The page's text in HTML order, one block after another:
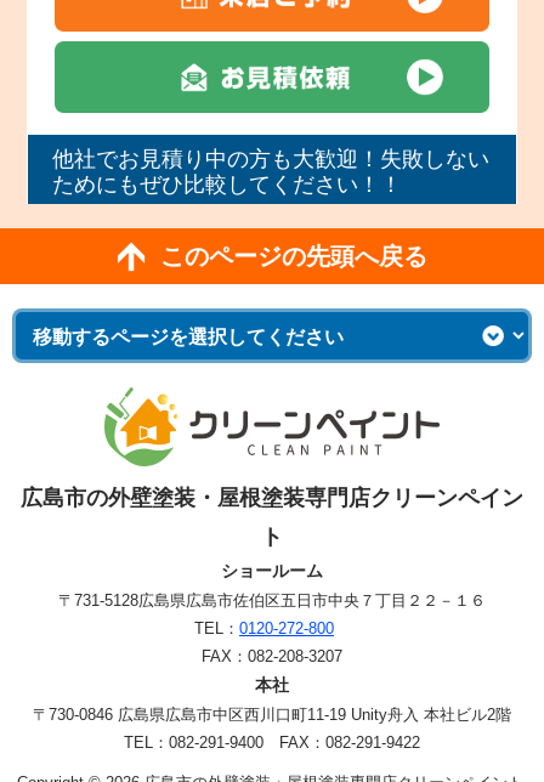
他社でお見積り中の方も大歓迎！失敗しない
ためにもぜひ比較してください！！
このページの先頭へ戻る
広島市の外壁塗装・屋根塗装専門店クリーンペイン
ト
ショールーム
〒731-5128広島県広島市佐伯区五日市中央７丁目２２－１６
TEL： 0120-272-800
FAX：082-208-3207
本社
〒730-0846 広島県広島市中区西川口町11-19 Unity舟入 本社ビル2階
TEL：082-291-9400 FAX：082-291-9422